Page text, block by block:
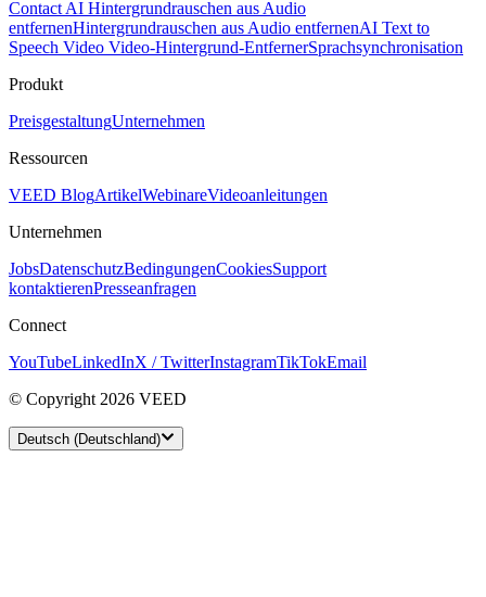
Contact AI Hintergrundrauschen aus Audio
entfernenHintergrundrauschen aus Audio entfernenAI Text to
Speech Video Video-Hintergrund-EntfernerSprachsynchronisation
Produkt
PreisgestaltungUnternehmen
Ressourcen
VEED BlogArtikelWebinareVideoanleitungen
Unternehmen
JobsDatenschutzBedingungenCookiesSupport
kontaktierenPresseanfragen
Connect
YouTubeLinkedInX / TwitterInstagramTikTokEmail
© Copyright 2026 VEED
Deutsch (Deutschland)